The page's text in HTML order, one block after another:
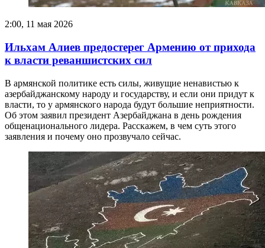
2:00, 11 мая 2026
Ильхам Алиев предостерег Армению от прихода
к власти реваншистских сил
В армянской политике есть силы, живущие ненавистью к
азербайджанскому народу и государству, и если они придут к
власти, то у армянского народа будут большие неприятности.
Об этом заявил президент Азербайджана в день рождения
общенационального лидера. Расскажем, в чем суть этого
заявления и почему оно прозвучало сейчас.